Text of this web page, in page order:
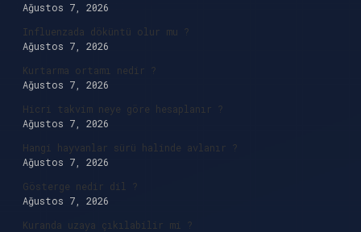
Ağustos 7, 2026
Influenzada döküntü olur mu ?
Ağustos 7, 2026
Kurtarma ortamı nedir ?
Ağustos 7, 2026
Hicri takvim neye göre hesaplanır ?
Ağustos 7, 2026
Hangi hayvanlar sürü halinde avlanır ?
Ağustos 7, 2026
Gösterge nedir dil ?
Ağustos 7, 2026
Kuranda uzaya çıkılabilir mi ?